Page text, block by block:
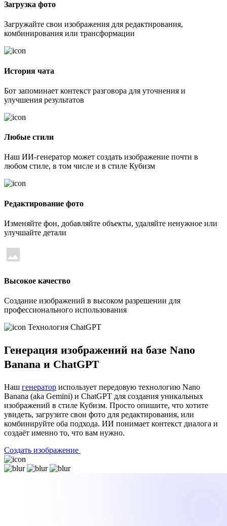
Загрузка фото
Загружайте свои изображения для редактирования,
комбинирования или трансформации
История чата
Бот запоминает контекст разговора для уточнения и
улучшения результатов
Любые стили
Наш ИИ-генератор может создать изображение почти в
любом стиле, в том числе и в стиле Кубизм
Редактирование фото
Изменяйте фон, добавляйте объекты, удаляйте ненужное или
улучшайте детали
Высокое качество
Создание изображений в высоком разрешении для
профессионального использования
Технология ChatGPT
Генерация изображений на базе Nano
Banana и ChatGPT
Наш генератор использует передовую технологию Nano
Banana (aka Gemini) и ChatGPT для создания уникальных
изображений в стиле Кубизм. Просто опишите, что хотите
увидеть, загрузите свои фото для редактирования, или
комбинируйте оба подхода. ИИ понимает контекст диалога и
создаёт именно то, что вам нужно.
Создать изображение